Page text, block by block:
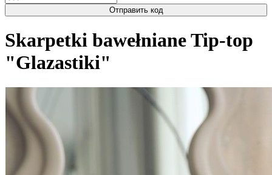
Отправить код
Skarpetki bawełniane Tip-top
"Glazastiki"